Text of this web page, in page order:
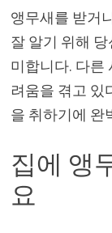
앵무새를 받거
잘 알기 위해
미합니다. 다른
려움을 겪고 있
을 취하기에 완
집에 앵
요